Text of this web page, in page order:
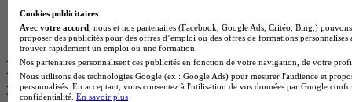
BTS Tpl en alternance
BTS Ati en alternance
Les diplômes par filière les plus
recherchés
Cookies publicitaires
Avec votre accord , nous et nos partenaires (Facebook, Google Ads, Critéo, Bing,)
proposer des publicités pour des offres d’emploi ou des offres de formations
trouver rapidement un emploi ou une formation.
Nos partenaires personnalisent ces publicités en fonction de votre navigation, de votre
Nous utilisons des technologies Google (ex : Google Ads) pour mesurer l'audience et
personnalisés. En acceptant, vous consentez à l'utilisation de vos données par Google
confidentialité. En savoir plus